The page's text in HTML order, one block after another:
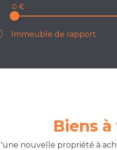
0 €
Immeuble de rapport
Biens
nouvelle propriété à